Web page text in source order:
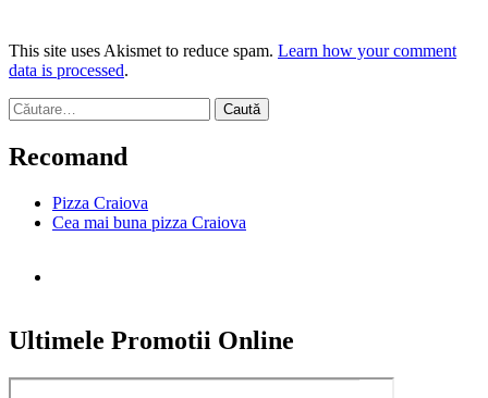
This site uses Akismet to reduce spam. Learn how your comment
data is processed.
Caută
după:
Recomand
Pizza Craiova
Cea mai buna pizza Craiova
Ultimele Promotii Online